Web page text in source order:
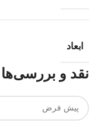
ابعاد
نقد و بررسی‌ها